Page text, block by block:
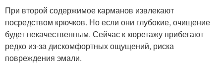
При второй содержимое карманов извлекают
посредством крючков. Но если они глубокие, очищение
будет некачественным. Сейчас к кюретажу прибегают
редко из-за дискомфортных ощущений, риска
повреждения эмали.